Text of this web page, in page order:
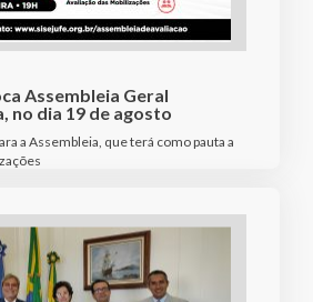
Assembleia Geral
no dia 19 de agosto
a Assembleia, que terá como pauta a